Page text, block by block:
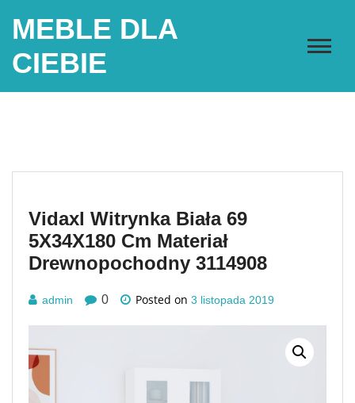
MEBLE DLA
CIEBIE
Vidaxl Witrynka Biała 69
5X34X180 Cm Materiał
Drewnopochodny 3114908
admin 0 Posted on 3 listopada 2019